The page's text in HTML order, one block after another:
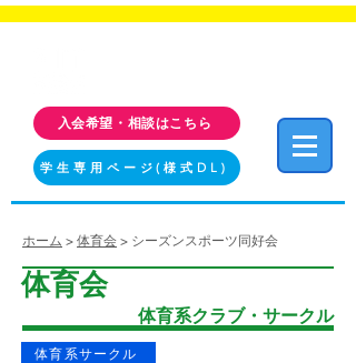
入会希望・相談はこちら
学生専用ページ(様式DL)
ホーム > 体育会 > シーズンスポーツ同好会
体育会
体育系クラブ・サークル
体育系サークル